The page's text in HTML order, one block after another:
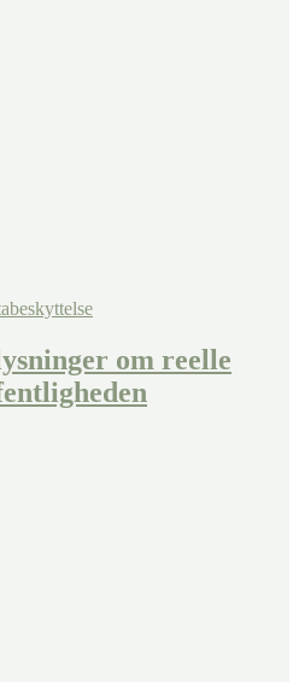
om reelle